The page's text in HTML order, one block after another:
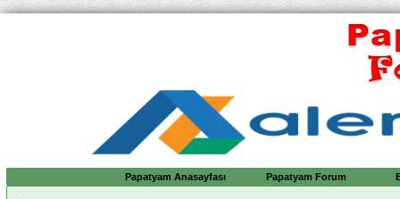
Papatyam Anasayfası Papatyam Forum